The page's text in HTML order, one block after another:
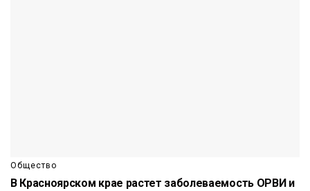
Общество
В Красноярском крае растет заболеваемость ОРВИ и